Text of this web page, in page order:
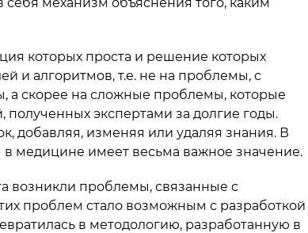
которых проста и решение которых
и алгоритмов, т.е. не на проблемы, с
скорее на сложные проблемы, которые
экспертами за долгие годы.
добавляя, изменяя или удаляя знания. В
медицине имеет весьма важное значение.
возникли проблемы, связанные с
проблем стало возможным с разработкой
в методологию, разработанную в